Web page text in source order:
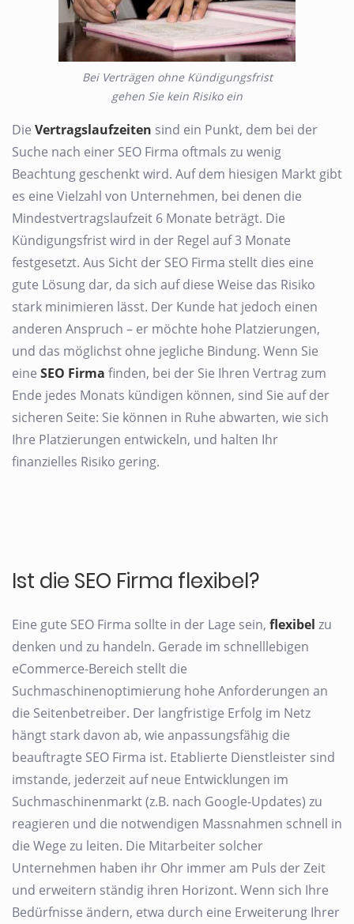
Bei Verträgen ohne Kündigungsfrist
gehen Sie kein Risiko ein
Die Vertragslaufzeiten sind ein Punkt, dem bei der
Suche nach einer SEO Firma oftmals zu wenig
Beachtung geschenkt wird. Auf dem hiesigen Markt gibt
es eine Vielzahl von Unternehmen, bei denen die
Mindestvertragslaufzeit 6 Monate beträgt. Die
Kündigungsfrist wird in der Regel auf 3 Monate
festgesetzt. Aus Sicht der SEO Firma stellt dies eine
gute Lösung dar, da sich auf diese Weise das Risiko
stark minimieren lässt. Der Kunde hat jedoch einen
anderen Anspruch – er möchte hohe Platzierungen,
und das möglichst ohne jegliche Bindung. Wenn Sie
eine SEO Firma finden, bei der Sie Ihren Vertrag zum
Ende jedes Monats kündigen können, sind Sie auf der
sicheren Seite: Sie können in Ruhe abwarten, wie sich
Ihre Platzierungen entwickeln, und halten Ihr
finanzielles Risiko gering.
Ist die SEO Firma flexibel?
Eine gute SEO Firma sollte in der Lage sein, flexibel zu
denken und zu handeln. Gerade im schnelllebigen
eCommerce-Bereich stellt die
Suchmaschinenoptimierung hohe Anforderungen an
die Seitenbetreiber. Der langfristige Erfolg im Netz
hängt stark davon ab, wie anpassungsfähig die
beauftragte SEO Firma ist. Etablierte Dienstleister sind
imstande, jederzeit auf neue Entwicklungen im
Suchmaschinenmarkt (z.B. nach Google-Updates) zu
reagieren und die notwendigen Massnahmen schnell in
die Wege zu leiten. Die Mitarbeiter solcher
Unternehmen haben ihr Ohr immer am Puls der Zeit
und erweitern ständig ihren Horizont. Wenn sich Ihre
Bedürfnisse ändern, etwa durch eine Erweiterung Ihrer